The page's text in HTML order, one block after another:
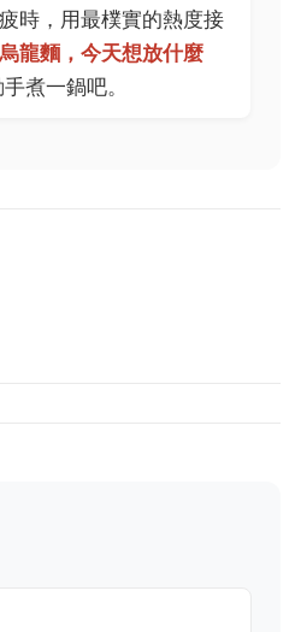
時，用最樸實的熱度接
龍麵，今天想放什麼
煮一鍋吧。